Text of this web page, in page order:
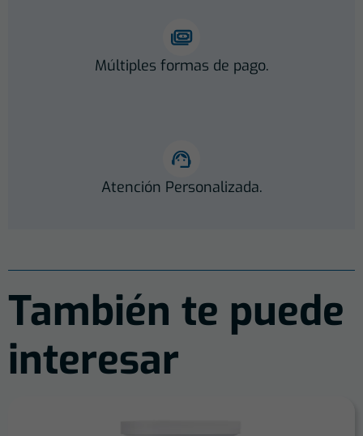
Múltiples formas de pago.
Atención Personalizada.
También te puede
interesar